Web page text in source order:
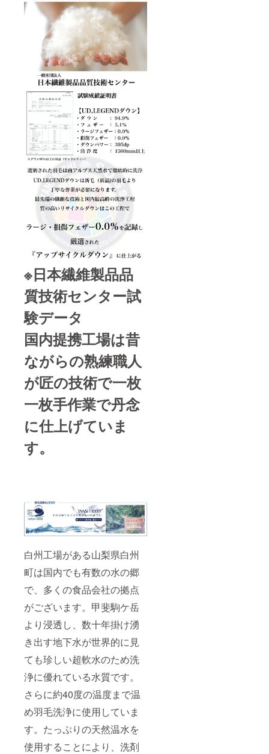
※日本繊維製品品
質技術センター試
験データ
国内提携工場は昔
ながらの熟練職人
が匠の技術で一枚
一枚手作業で丹念
に仕上げていま
す。
白州工場がある山梨県白州
町は国内でも有数の水の郷
で、多くの食品会社の拠点
がございます。甲斐駒ケ岳
より浸透し、数十年掛け湧
き出す地下水が世界的に見
ても珍しい超軟水のため洗
浄に優れている水質です。
さらに約40度の温度まで温
め羽毛洗浄に使用していま
す。たっぷりの天然温水を
使用することにより、洗剤